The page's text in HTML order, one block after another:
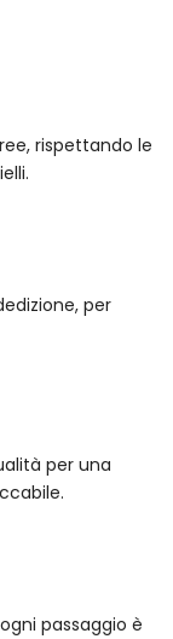
rispettando le
per
per una
passaggio è